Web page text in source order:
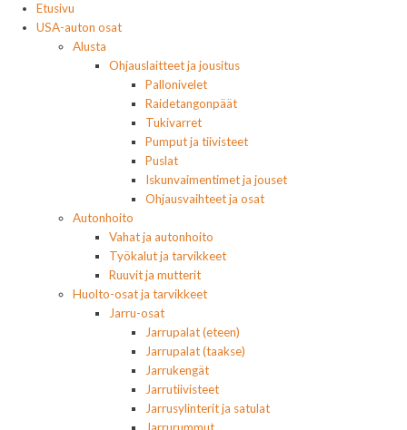
Etusivu
USA-auton osat
Alusta
Ohjauslaitteet ja jousitus
Pallonivelet
Raidetangonpäät
Tukivarret
Pumput ja tiivisteet
Puslat
Iskunvaimentimet ja jouset
Ohjausvaihteet ja osat
Autonhoito
Vahat ja autonhoito
Työkalut ja tarvikkeet
Ruuvit ja mutterit
Huolto-osat ja tarvikkeet
Jarru-osat
Jarrupalat (eteen)
Jarrupalat (taakse)
Jarrukengät
Jarrutiivisteet
Jarrusylinterit ja satulat